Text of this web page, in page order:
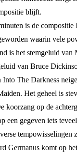
blijft.
is de compositie
waarin vele
is het stemgeluid van
van Bruce
The Darkness
Het geheel is
koorzang op de
een gegeven iets
tempowisselingen
Germanus komt op